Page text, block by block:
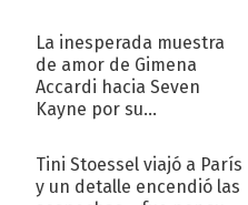
La inesperada muestra
de amor de Gimena
Accardi hacia Seven
Kayne por su
Tini Stoessel viajó a París
y un detalle encendió las